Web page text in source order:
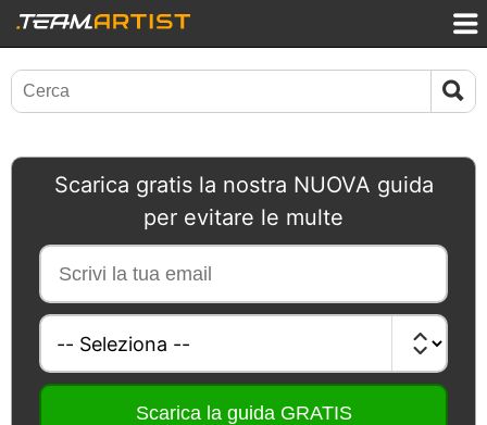
Scarica gratis la nostra NUOVA guida
per evitare le multe